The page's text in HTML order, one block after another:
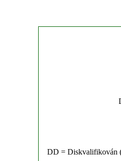
DD = Diskvalifikován